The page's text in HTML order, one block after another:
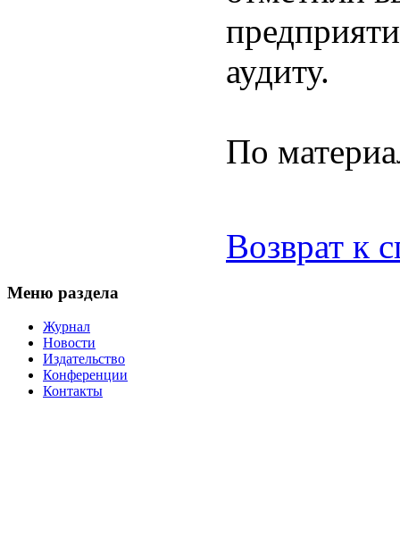
аудиту.
По
Возврат к
Меню раздела
Журнал
Новости
Издательство
Конференции
Контакты